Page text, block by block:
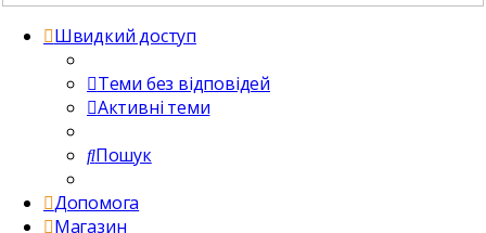
Швидкий доступ
Теми без відповідей
Активні теми
Пошук
Допомога
Магазин